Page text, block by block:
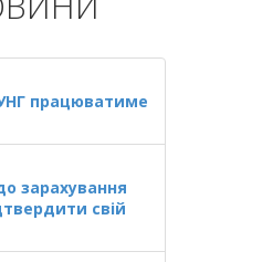
працюватиме
зарахування
свій